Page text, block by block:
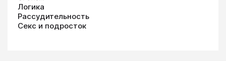
Логика
Рассудительность
Секс и подросток